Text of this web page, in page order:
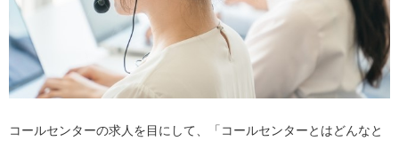
コールセンターの求人を目にして、「コールセンターとはどんなと